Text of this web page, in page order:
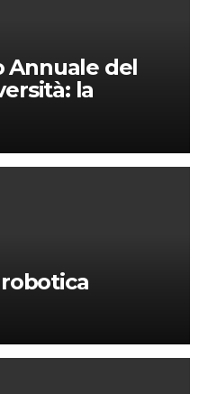
Annuale del
la
di Giacomo